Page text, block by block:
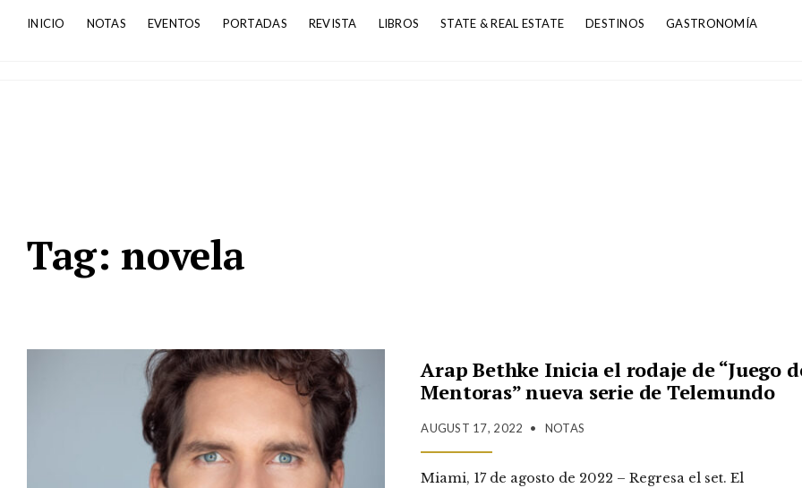
INICIO NOTAS EVENTOS PORTADAS REVISTA LIBROS STATE & REAL ESTATE DESTINOS GASTRONOMÍA
Tag: novela
Arap Bethke Inicia el rodaje de “Juego
Mentoras” nueva serie de Telemundo
AUGUST 17, 2022 • NOTAS
Miami, 17 de agosto de 2022 – Regresa el set. El